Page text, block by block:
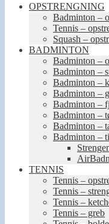
OPSTRENGNING
Badminton –
Tennis –
Squash –
BADMINTON
Badminton –
Badminton –
Badminton –
Badminton –
Badminton –
Badminton –
Badminton –
Badminton –
TENNIS
Tennis –
Tennis –
Tennis –
Tennis – greb